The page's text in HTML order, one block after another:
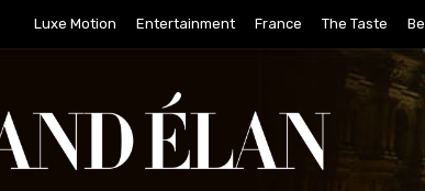
Luxe Motion Entertainment France The Taste